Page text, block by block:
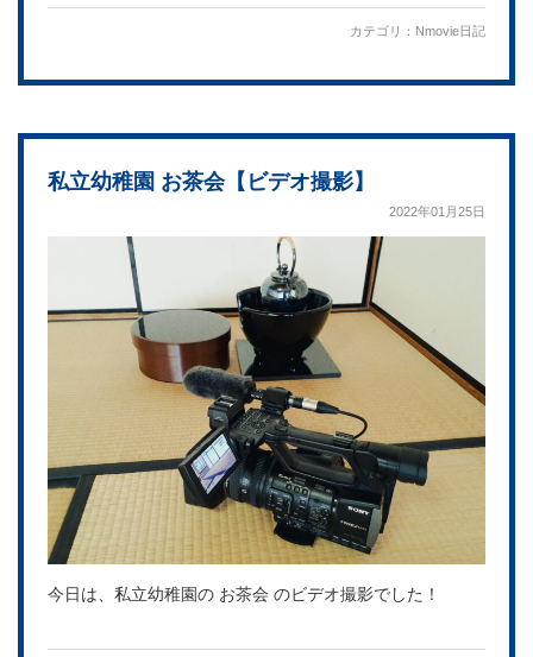
カテゴリ： Nmovie日記
私立幼稚園 お茶会【ビデオ撮影】
2022年01月25日
今日は、私立幼稚園の お茶会 のビデオ撮影でした！